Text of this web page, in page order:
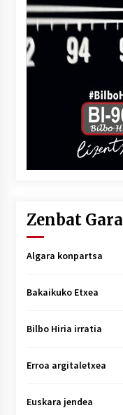
Zenbat
Algara konpartsa
Bakaikuko Etxea
Bilbo Hiria irratia
Erroa argitaletxea
Euskara jendea